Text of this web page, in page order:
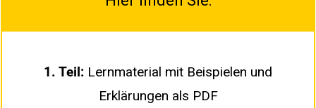
1. Teil: Lernmaterial mit Beispielen und
Erklärungen als PDF